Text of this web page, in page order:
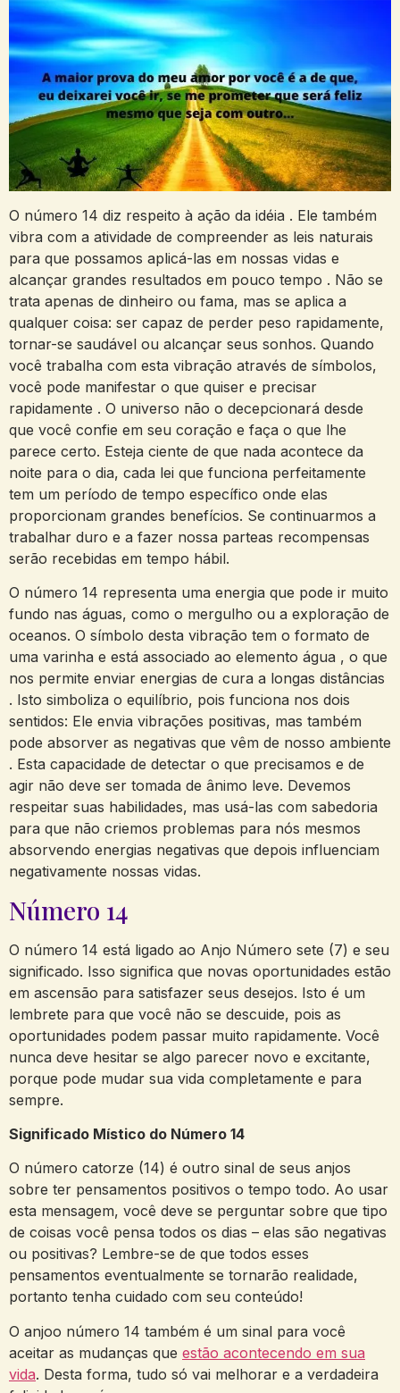
O número 14 diz respeito à ação da idéia . Ele também
vibra com a atividade de compreender as leis naturais
para que possamos aplicá-las em nossas vidas e
alcançar grandes resultados em pouco tempo . Não se
trata apenas de dinheiro ou fama, mas se aplica a
qualquer coisa: ser capaz de perder peso rapidamente,
tornar-se saudável ou alcançar seus sonhos. Quando
você trabalha com esta vibração através de símbolos,
você pode manifestar o que quiser e precisar
rapidamente . O universo não o decepcionará desde
que você confie em seu coração e faça o que lhe
parece certo. Esteja ciente de que nada acontece da
noite para o dia, cada lei que funciona perfeitamente
tem um período de tempo específico onde elas
proporcionam grandes benefícios. Se continuarmos a
trabalhar duro e a fazer nossa parteas recompensas
serão recebidas em tempo hábil.
O número 14 representa uma energia que pode ir muito
fundo nas águas, como o mergulho ou a exploração de
oceanos. O símbolo desta vibração tem o formato de
uma varinha e está associado ao elemento água , o que
nos permite enviar energias de cura a longas distâncias
. Isto simboliza o equilíbrio, pois funciona nos dois
sentidos: Ele envia vibrações positivas, mas também
pode absorver as negativas que vêm de nosso ambiente
. Esta capacidade de detectar o que precisamos e de
agir não deve ser tomada de ânimo leve. Devemos
respeitar suas habilidades, mas usá-las com sabedoria
para que não criemos problemas para nós mesmos
absorvendo energias negativas que depois influenciam
negativamente nossas vidas.
Número 14
O número 14 está ligado ao Anjo Número sete (7) e seu
significado. Isso significa que novas oportunidades estão
em ascensão para satisfazer seus desejos. Isto é um
lembrete para que você não se descuide, pois as
oportunidades podem passar muito rapidamente. Você
nunca deve hesitar se algo parecer novo e excitante,
porque pode mudar sua vida completamente e para
sempre.
Significado Místico do Número 14
O número catorze (14) é outro sinal de seus anjos
sobre ter pensamentos positivos o tempo todo. Ao usar
esta mensagem, você deve se perguntar sobre que tipo
de coisas você pensa todos os dias – elas são negativas
ou positivas? Lembre-se de que todos esses
pensamentos eventualmente se tornarão realidade,
portanto tenha cuidado com seu conteúdo!
O anjoo número 14 também é um sinal para você
aceitar as mudanças que estão acontecendo em sua
vida. Desta forma, tudo só vai melhorar e a verdadeira